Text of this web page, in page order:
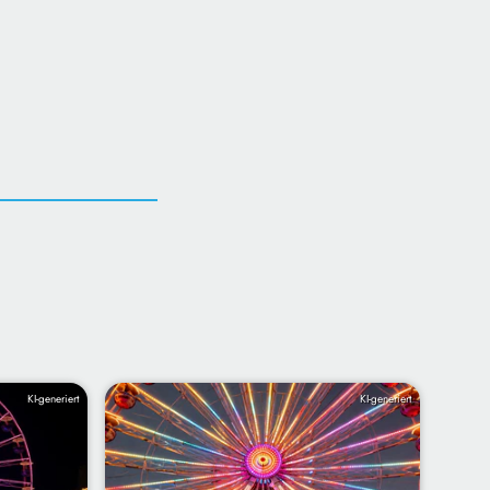
KI-generiert KI-generiert